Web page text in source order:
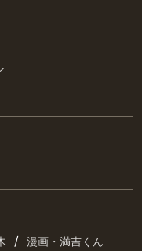
/ 漫画・満吉くん